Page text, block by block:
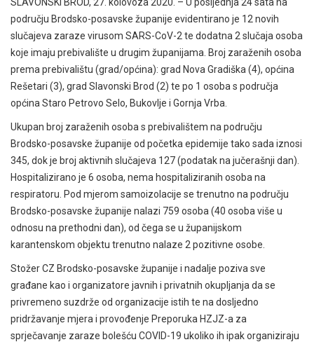
području Brodsko-posavske županije evidentirano je 12 novih
slučajeva zaraze virusom SARS-CoV-2 te dodatna 2 slučaja osoba
koje imaju prebivalište u drugim županijama. Broj zaraženih osoba
prema prebivalištu (grad/općina): grad Nova Gradiška (4), općina
Rešetari (3), grad Slavonski Brod (2) te po 1 osoba s područja
općina Staro Petrovo Selo, Bukovlje i Gornja Vrba.
Ukupan broj zaraženih osoba s prebivalištem na području
Brodsko-posavske županije od početka epidemije tako sada iznosi
345, dok je broj aktivnih slučajeva 127 (podatak na jučerašnji dan).
Hospitalizirano je 6 osoba, nema hospitaliziranih osoba na
respiratoru. Pod mjerom samoizolacije se trenutno na području
Brodsko-posavske županije nalazi 759 osoba (40 osoba više u
odnosu na prethodni dan), od čega se u županijskom
karantenskom objektu trenutno nalaze 2 pozitivne osobe.
Stožer CZ Brodsko-posavske županije i nadalje poziva sve
građane kao i organizatore javnih i privatnih okupljanja da se
privremeno suzdrže od organizacije istih te na dosljedno
pridržavanje mjera i provođenje Preporuka HZJZ-a za
sprječavanje zaraze bolešću COVID-19 ukoliko ih ipak organiziraju